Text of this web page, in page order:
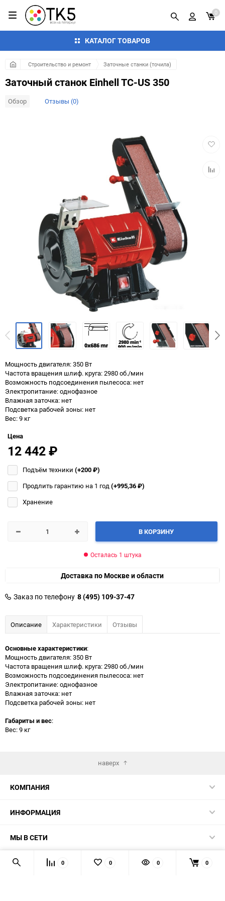
КАТАЛОГ ТОВАРОВ
0
Строительство и ремонт Заточные станки (точила)
Заточный станок Einhell TC-US 350
Обзор Отзывы (0)
Мощность двигателя: 350 Вт
Частота вращения шлиф. круга: 2980 об./мин
Возможность подсоединения пылесоса: нет
Электропитание: однофазное
Влажная заточка: нет
Подсветка рабочей зоны: нет
Вес: 9 кг
Цена
12 442₽
Подъём техники (+200₽)
Продлить гарантию на 1 год(+995,36₽)
Хранение
В КОРЗИНУ
Осталась 1 штука
Доставка по Москве и области
Заказ по телефону 8 (495) 109-37-47
Описание Характеристики Отзывы
Основные характеристики:
Мощность двигателя: 350 Вт
Частота вращения шлиф. круга: 2980 об./мин
Возможность подсоединения пылесоса: нет
Электропитание: однофазное
Влажная заточка: нет
Подсветка рабочей зоны: нет
Габариты и вес:
Вес: 9 кг
наверх
КОМПАНИЯ
ИНФОРМАЦИЯ
МЫ В СЕТИ
КОНТАКТЫ 0 0 0 0